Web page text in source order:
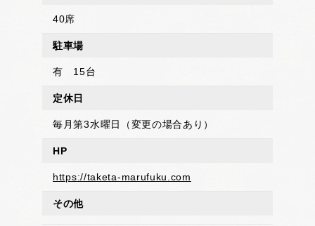
40席
駐車場
有 15台
定休日
毎月第3水曜日（変更の場合あり）
HP
https://taketa-marufuku.com
その他